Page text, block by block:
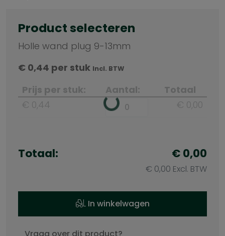
Product selecteren
Holle wand plug 9-13mm
€ 0,44 per stuk Incl. BTW
Prijs per stuk: Aantal:
Totaal
€ 0,44
€ 0,00
Totaal: € 0,00
€ 0,00 Excl. BTW
In winkelwagen